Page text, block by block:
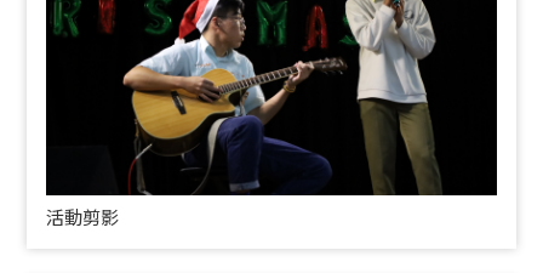
活動剪影